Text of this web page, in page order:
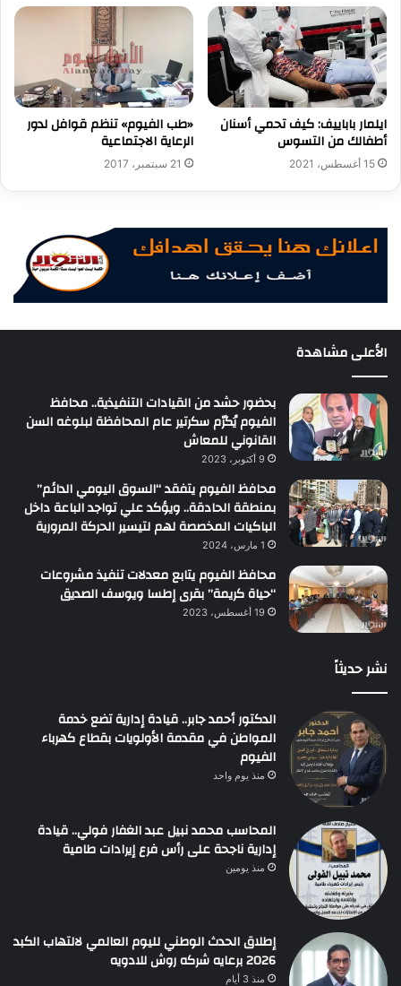
ايلمار باباييف: كيف تحمي أسنان
أطفالك من التسوس
15 أغسطس، 2021
«طب الفيوم» تنظم قوافل لدور
الرعاية الاجتماعية
21 سبتمبر، 2017
الأعلى مشاهدة
بحضور حشد من القيادات التنفيذية.. محافظ
الفيوم يُكرّم سكرتير عام المحافظة لبلوغه السن
القانوني للمعاش
9 أكتوبر، 2023
محافظ الفيوم يتفقد “السوق اليومي الدائم”
بمنطقة الحادقة.. ويؤكد علي تواجد الباعة داخل
الباكيات المخصصة لهم لتيسير الحركة المرورية
1 مارس، 2024
محافظ الفيوم يتابع معدلات تنفيذ مشروعات
“حياة كريمة” بقرى إطسا ويوسف الصديق
19 أغسطس، 2023
نشر حديثاً
الدكتور أحمد جابر.. قيادة إدارية تضع خدمة
المواطن في مقدمة الأولويات بقطاع كهرباء
الفيوم
منذ يوم واحد
المحاسب محمد نبيل عبد الغفار فولي.. قيادة
إدارية ناجحة على رأس فرع إيرادات طامية
منذ يومين
إطلاق الحدث الوطني لليوم العالمي لالتهاب الكبد
2026 برعايه شركه روش للادويه
منذ 3 أيام